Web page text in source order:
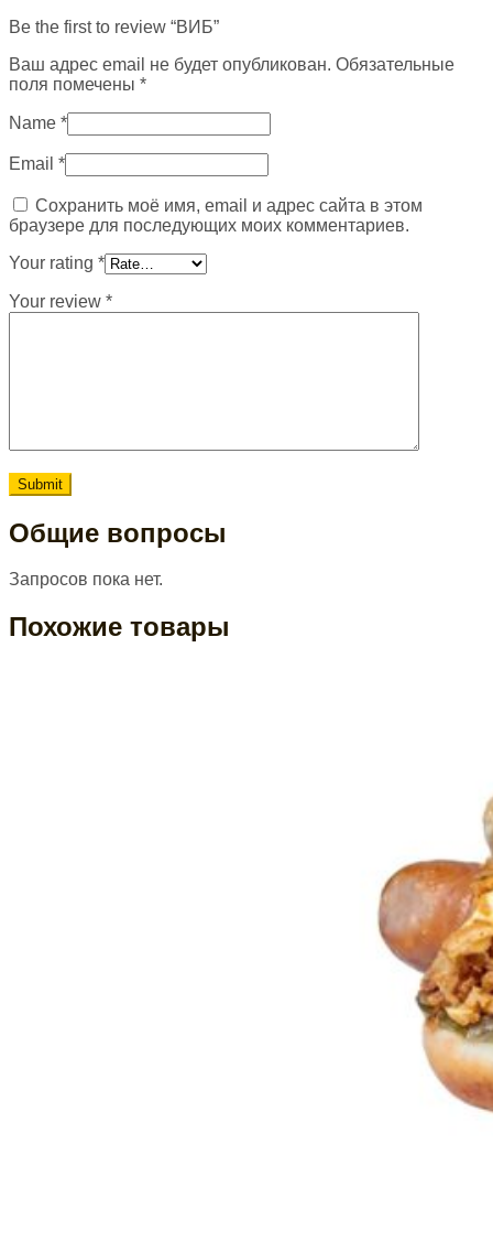
Be the first to review “ВИБ”
Ваш адрес email не будет опубликован. Обязательные
поля помечены *
Name *
Email *
Сохранить моё имя, email и адрес сайта в этом
браузере для последующих моих комментариев.
Your rating *
Your review *
Общие вопросы
Запросов пока нет.
Похожие товары